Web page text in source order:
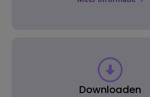
Downloaden